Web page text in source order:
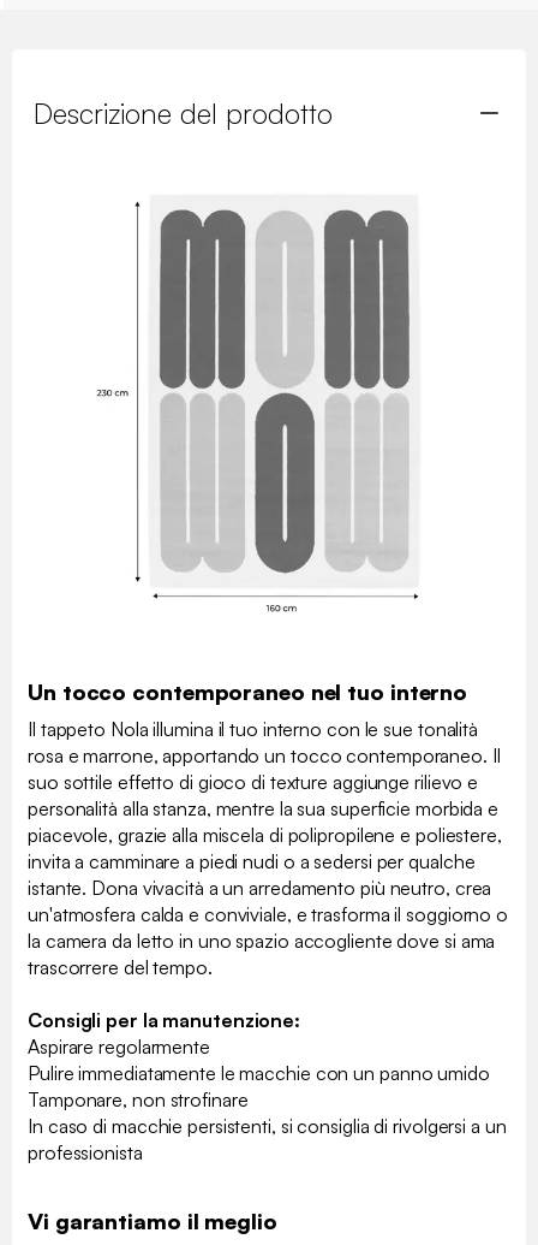
Descrizione del prodotto
Un tocco contemporaneo nel tuo interno
Il tappeto Nola illumina il tuo interno con le sue tonalità
rosa e marrone, apportando un tocco contemporaneo. Il
suo sottile effetto di gioco di texture aggiunge rilievo e
personalità alla stanza, mentre la sua superficie morbida e
piacevole, grazie alla miscela di polipropilene e poliestere,
invita a camminare a piedi nudi o a sedersi per qualche
istante. Dona vivacità a un arredamento più neutro, crea
un'atmosfera calda e conviviale, e trasforma il soggiorno o
la camera da letto in uno spazio accogliente dove si ama
trascorrere del tempo.
Consigli per la manutenzione:
Aspirare regolarmente
Pulire immediatamente le macchie con un panno umido
Tamponare, non strofinare
In caso di macchie persistenti, si consiglia di rivolgersi a un
professionista
Vi garantiamo il meglio